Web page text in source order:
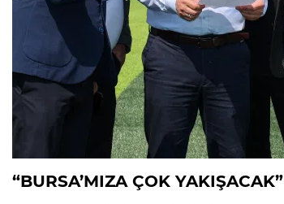
“BURSA’MIZA ÇOK YAKIŞACAK”